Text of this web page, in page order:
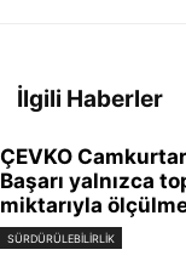
İlgili Haberler
ÇEVKO
Başarı yalnızca
miktarıyla
SÜRDÜRÜLEBILIRLIK